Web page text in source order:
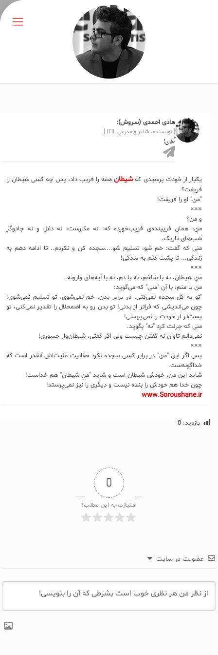
هادی احمدی (سروش):
[ نویسنده، شاعر و مدرس ITIL ]
شیطان!
یکبار از خودت پرسیدی کهشیطان همه را فریب داد، پس چه کسی شیطان را
فریفت؟
"من" او را فریفت!
×××
و من؟
من، همان فریبنده‌ی فریب‌خورده‌ که: نه مکارست، نه دغل و نه جادوگر
شب‌های تاریک.
منی که گفت: خم شو، تسلیم شو....سجده کن و نکردم.. تا ادامه دهم به
زندگی... تا پشت کنم به بندگی!
×××
منِ شیطان، نه با شاخم، نه با دم، نه با آیه‌های وارونه.
من با منم، با آن "منی" که می‌گوید:
"تو به گِل سجده نمی‌کنی، در برابر بدن، خم نمی‌شوی، تو تسلیم نمی‌شوی؛
چون می‌اندیشی که فراتر از بدنی! تو بدن رو به اضمحلال را تقدیر نمی‌کنی، تو
پست‌تر از خودت را نمی‌پرستی!
منی که جرئت کرد "نه" بگوید.
نمی‌دانم تاوان نه گفتن چیست ولی اگر گفتی، شیطان‌وار جسوری!
×××
پس اگر این "من" در برابر کسی سجده نکرد حقانیت منیت‌اش آنقدر است که
خداگونه‌ست.
شاید این من، خودش شيطان است و شاید "منِ شیطان" هم خداست!
چون خدا هم خودش را بنده نیست و دیگری را نیز نمی‌پرستد!
www.Soroushane.ir
بازدید: 0
0
امتیازت به این مطلب؟
عضویت در سایت